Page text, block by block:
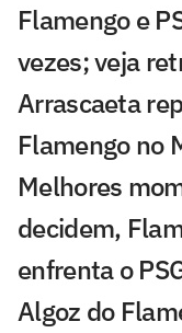
Flamengo e
vezes; veja
Arrascaeta
Flamengo no
Melhores
decidem,
enfrenta o
Algoz do